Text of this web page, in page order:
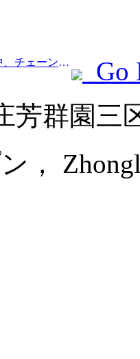
Prev:9つの部門：春節期間中、チェーンホテルやブティックホームステイでは優遇措置が提供されます。
Go
芳群園三
，